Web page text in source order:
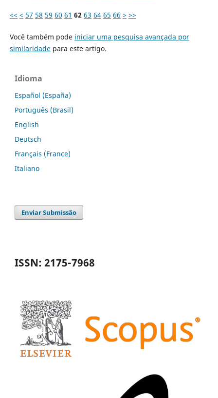
<< < 57 58 59 60 61 62 63 64 65 66 > >>
Você também pode iniciar uma pesquisa avançada por
similaridadepara este artigo.
Idioma
Español (España)
Português (Brasil)
English
Deutsch
Français (France)
Italiano
Enviar Submissão
ISSN: 2175-7968